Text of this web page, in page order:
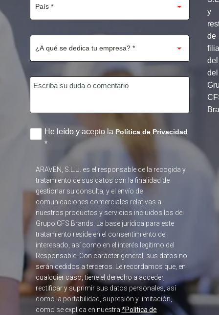
y
de
del
del
He leído y acepto laPolítica de Privacidad
*
ARAVEN, S.L.U. es el responsable de la recogida y
tratamiento de sus datos con la finalidad de
gestionar su consulta, y el envío de
comunicaciones comerciales relativas a
nuestros productos y servicios incluidos los del
Grupo CFS Brands. La base jurídica para este
tratamiento reside en el consentimiento del
interesado, así como en el interés legítimo del
Responsable. Con carácter general, sus datos no
serán cedidos a terceros. Le recordamos que, en
cualquier caso, tiene el derecho a acceder,
rectificar y suprimir sus datos personales, así
como la portabilidad, supresión y limitación,
como se explica en nuestra *Política de